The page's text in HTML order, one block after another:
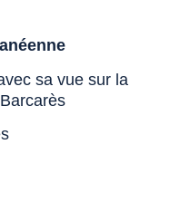
sa vue sur la